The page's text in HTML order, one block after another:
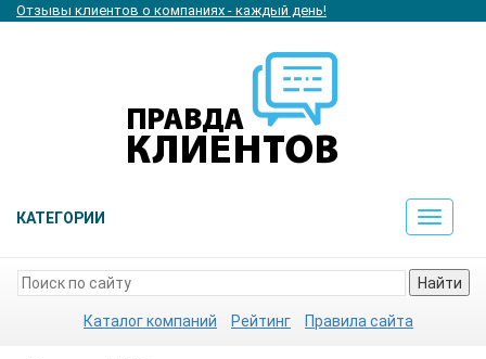
Отзывы клиентов о компаниях - каждый день!
КАТЕГОРИИ
Toggle
Найти
Каталог компаний Рейтинг Правила сайта